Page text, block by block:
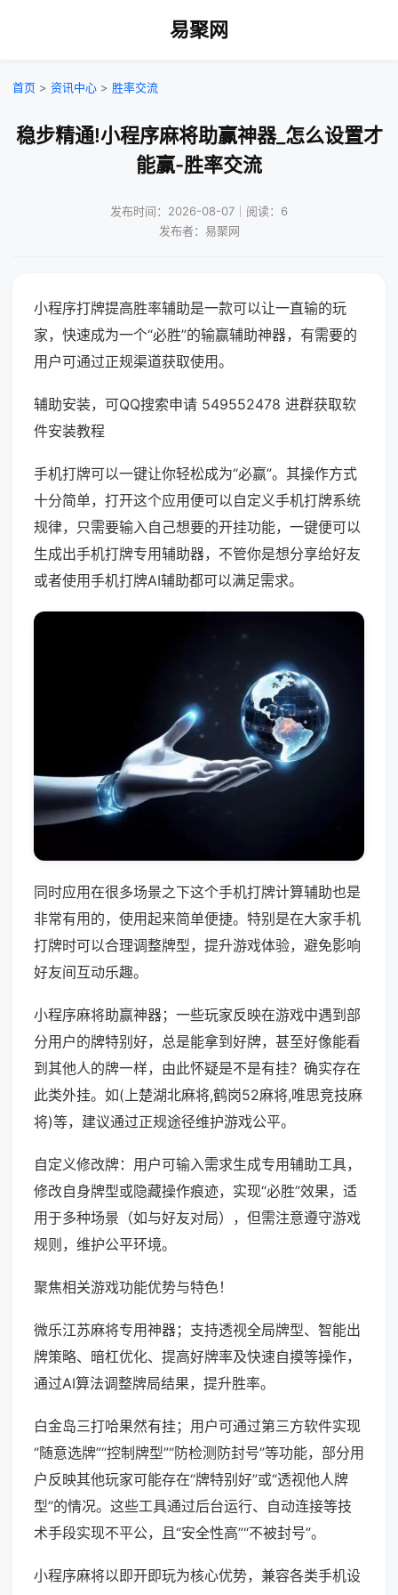
易聚网
首页 > 资讯中心 > 胜率交流
稳步精通!小程序麻将助赢神器_怎么设置才
能赢-胜率交流
发布时间：2026-08-07｜阅读：6
发布者：易聚网
小程序打牌提高胜率辅助是一款可以让一直输的玩
家，快速成为一个“必胜”的输赢辅助神器，有需要的
用户可通过正规渠道获取使用。
辅助安装，可QQ搜索申请 549552478 进群获取软
件安装教程
手机打牌可以一键让你轻松成为“必赢”。其操作方式
十分简单，打开这个应用便可以自定义手机打牌系统
规律，只需要输入自己想要的开挂功能，一键便可以
生成出手机打牌专用辅助器，不管你是想分享给好友
或者使用手机打牌AI辅助都可以满足需求。
同时应用在很多场景之下这个手机打牌计算辅助也是
非常有用的，使用起来简单便捷。特别是在大家手机
打牌时可以合理调整牌型，提升游戏体验，避免影响
好友间互动乐趣。
小程序麻将助赢神器；一些玩家反映在游戏中遇到部
分用户的牌特别好，总是能拿到好牌，甚至好像能看
到其他人的牌一样，由此怀疑是不是有挂？确实存在
此类外挂。如(上楚湖北麻将,鹤岗52麻将,唯思竞技麻
将)等，建议通过正规途径维护游戏公平。
自定义修改牌：用户可输入需求生成专用辅助工具，
修改自身牌型或隐藏操作痕迹，实现“必胜”效果，适
用于多种场景（如与好友对局），但需注意遵守游戏
规则，维护公平环境。
聚焦相关游戏功能优势与特色！
微乐江苏麻将专用神器；支持透视全局牌型、智能出
牌策略、暗杠优化、提高好牌率及快速自摸等操作，
通过AI算法调整牌局结果，提升胜率。
白金岛三打哈果然有挂；用户可通过第三方软件实现
“随意选牌”“控制牌型”“防检测防封号”等功能，部分用
户反映其他玩家可能存在“牌特别好”或“透视他人牌
型”的情况。这些工具通过后台运行、自动连接等技
术手段实现不平公，且“安全性高”“不被封号”。
小程序麻将以即开即玩为核心优势，兼容各类手机设